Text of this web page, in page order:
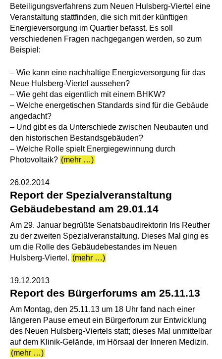
Beteiligungsverfahrens zum Neuen Hulsberg-Viertel eine
Veranstaltung stattfinden, die sich mit der künftigen
Energieversorgung im Quartier befasst. Es soll
verschiedenen Fragen nachgegangen werden, so zum
Beispiel:
– Wie kann eine nachhaltige Energieversorgung für das
Neue Hulsberg-Viertel aussehen?
– Wie geht das eigentlich mit einem BHKW?
– Welche energetischen Standards sind für die Gebäude
angedacht?
– Und gibt es da Unterschiede zwischen Neubauten und
den historischen Bestandsgebäuden?
– Welche Rolle spielt Energiegewinnung durch
Photovoltaik? (mehr …)
26.02.2014
Report der Spezialveranstaltung
Gebäudebestand am 29.01.14
Am 29. Januar begrüßte Senatsbaudirektorin Iris Reuther
zu der zweiten Spezialveranstaltung. Dieses Mal ging es
um die Rolle des Gebäudebestandes im Neuen
Hulsberg-Viertel. (mehr …)
19.12.2013
Report des Bürgerforums am 25.11.13
Am Montag, den 25.11.13 um 18 Uhr fand nach einer
längeren Pause erneut ein Bürgerforum zur Entwicklung
des Neuen Hulsberg-Viertels statt; dieses Mal unmittelbar
auf dem Klinik-Gelände, im Hörsaal der Inneren Medizin.
(mehr …)